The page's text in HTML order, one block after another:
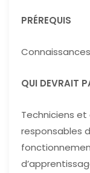
PRÉREQUIS
QUI DEVRAIT
Techniciens
responsables